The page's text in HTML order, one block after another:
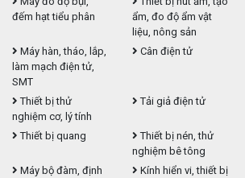
đếm hạt tiểu phân
ẩm, đo độ ẩm vật
liệu, nông sản
Máy hàn, tháo, lắp,
làm mạch điện tử,
SMT
Cân điện tử
Thiết bị thử
nghiệm cơ, lý tính
Tải giả điện tử
Thiết bị quang
Thiết bị nén, thử
nghiệm bê tông
Máy bộ đàm, định
Kính hiển vi, thiết bị